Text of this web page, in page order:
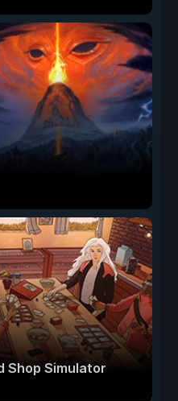
Shop Simulator